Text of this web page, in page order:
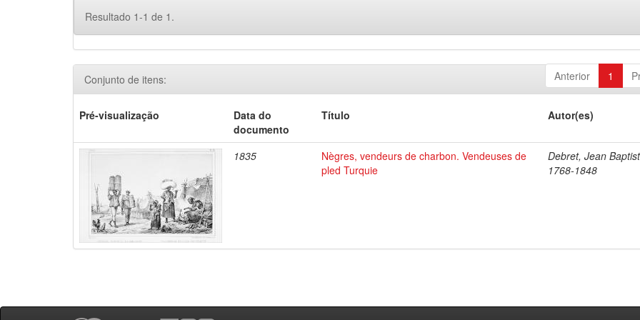
Resultado 1-1 de 1.
Anterior 1
Conjunto de itens:
Pré-visualização
Data do
documento
Título Autor(es)
1835
Nègres, vendeurs de charbon. Vendeuses de
pled Turquie
Debret, Jean
1768-1848